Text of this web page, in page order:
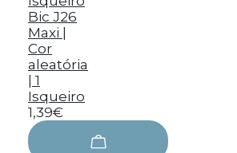
Bic J26
Maxi |
Cor
aleatória
| 1
Isqueiro
1,39€